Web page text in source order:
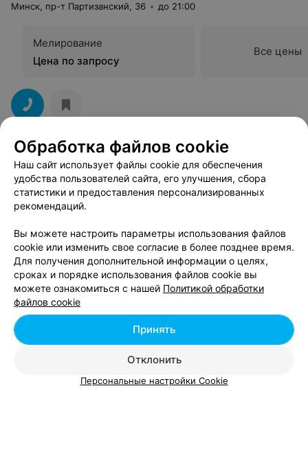
Минск, пр-т Партизанский, 36 до 21:00
Мелирование
Цена по запросу
Все цены
САЛОН КРАСОТЫ
Парикмахерская
Минск, ул. Нестерова, 98 до 20:00
Мелирование волос
Цена по запросу
Все цены
Обработка файлов cookie
Наш сайт использует файлы cookie для обеспечения
удобства пользователей сайта, его улучшения, сбора
статистики и предоставления персонализированных
рекомендаций.
Вы можете настроить параметры использования файлов
cookie или изменить свое согласие в более позднее время.
Для получения дополнительной информации о целях,
сроках и порядке использования файлов cookie вы
можете ознакомиться с нашей Политикой обработки
файлов cookie
Отклонить
Принять
Персональные настройки Cookie